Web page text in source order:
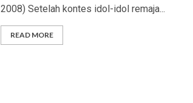
2008) Setelah kontes idol-idol remaja...
READ MORE